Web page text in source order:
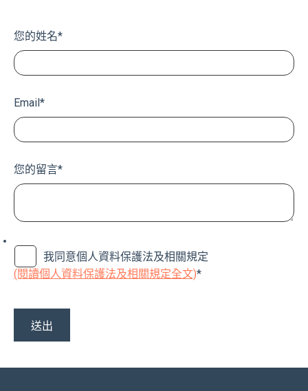
您的姓名*
Email*
您的留言*
我同意個人資料保護法及相關規定
(閱讀個人資料保護法及相關規定全文)*